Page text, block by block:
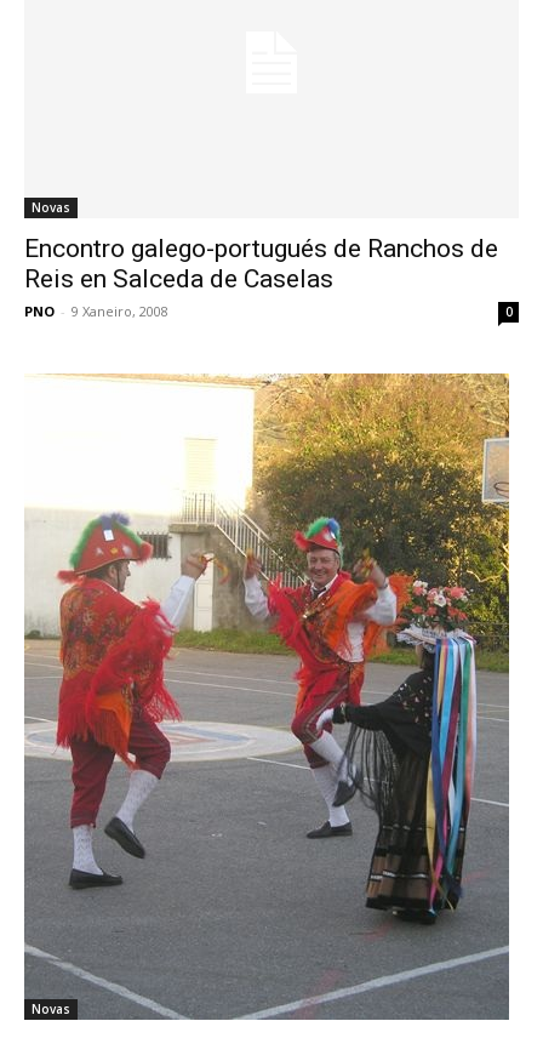
Novas
Encontro galego-portugués de Ranchos de
Reis en Salceda de Caselas
PNO - 9 Xaneiro, 2008 0
Novas